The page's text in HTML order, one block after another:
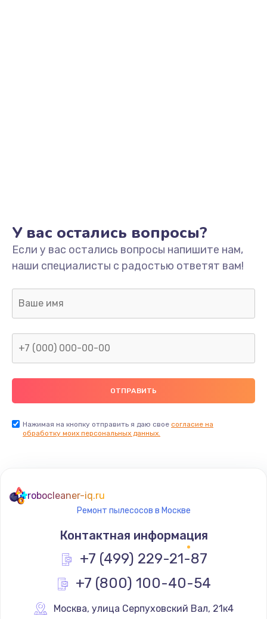
от 590 руб.
Заказать
Ремонт капучинатора
Ремонт заварного блока
Заказать
Ремонт двигателя кофемолки
от 580 руб.
Замена термостата
Заказать
У вас остались вопросы?
Если у вас остались вопросы напишите нам,
наши специалисты с радостью ответят вам!
Нажимая на кнопку отправить я даю свое согласие на
обработку моих персональных данных.
robocleaner-iq.ru
Ремонт пылесосов в Москве
Контактная информация
+7 (499) 229-21-87
+7 (800) 100-40-54
Москва, улица Серпуховский Вал, 21к4